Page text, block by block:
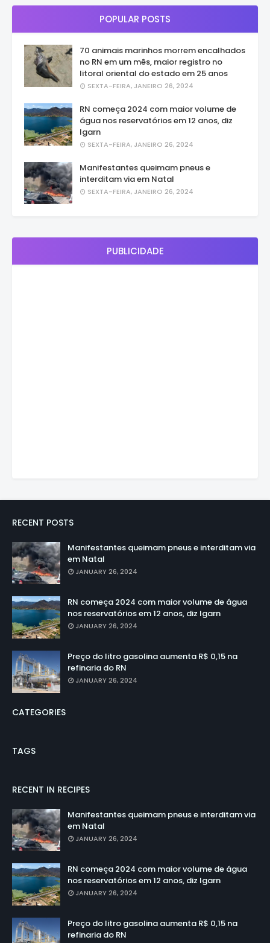
POPULAR POSTS
70 animais marinhos morrem encalhados
no RN em um mês, maior registro no
litoral oriental do estado em 25 anos
SEXTA-FEIRA, JANEIRO 26, 2024
RN começa 2024 com maior volume de
água nos reservatórios em 12 anos, diz
Igarn
SEXTA-FEIRA, JANEIRO 26, 2024
Manifestantes queimam pneus e
interditam via em Natal
SEXTA-FEIRA, JANEIRO 26, 2024
PUBLICIDADE
RECENT POSTS
Manifestantes queimam pneus e interditam via
em Natal
JANUARY 26, 2024
RN começa 2024 com maior volume de água
nos reservatórios em 12 anos, diz Igarn
JANUARY 26, 2024
Preço do litro gasolina aumenta R$ 0,15 na
refinaria do RN
JANUARY 26, 2024
CATEGORIES
TAGS
RECENT IN RECIPES
Manifestantes queimam pneus e interditam via
em Natal
JANUARY 26, 2024
RN começa 2024 com maior volume de água
nos reservatórios em 12 anos, diz Igarn
JANUARY 26, 2024
Preço do litro gasolina aumenta R$ 0,15 na
refinaria do RN